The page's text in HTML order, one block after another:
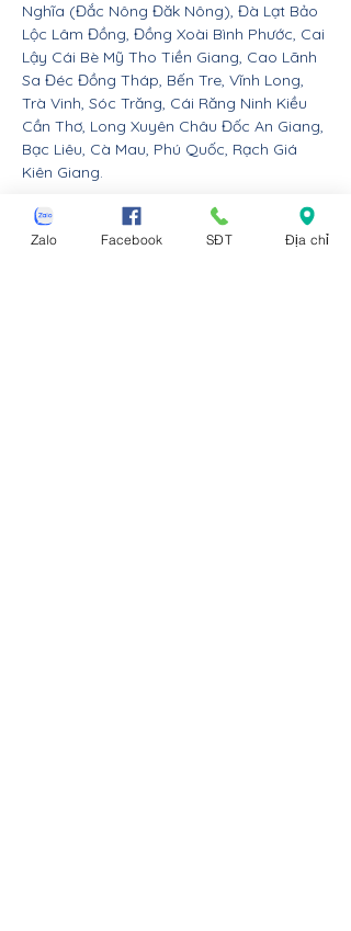
Nghĩa (Đắc Nông Đăk Nông), Đà Lạt Bảo
Lộc Lâm Đồng, Đồng Xoài Bình Phước, Cai
Lậy Cái Bè Mỹ Tho Tiền Giang, Cao Lãnh
Sa Đéc Đồng Tháp, Bến Tre, Vĩnh Long,
Trà Vinh, Sóc Trăng, Cái Răng Ninh Kiều
Cần Thơ, Long Xuyên Châu Đốc An Giang,
Bạc Liêu, Cà Mau, Phú Quốc, Rạch Giá
Kiên Giang.
Nội thất Linco giao hàng cho các huyện,
thị xã tx, tp thành phố tỉnh thành từ Đà
Zalo Facebook SĐT Địa chỉ